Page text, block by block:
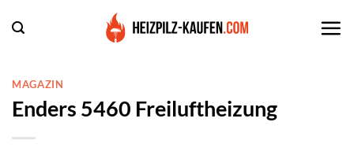
Inhalt
MAGAZIN
Enders 5460 Freiluftheizung